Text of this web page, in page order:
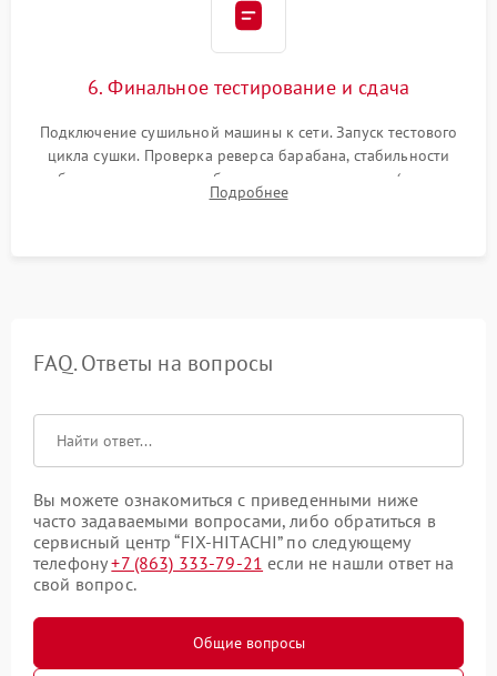
6. Финальное тестирование и сдача
Подключение сушильной машины к сети. Запуск тестового
цикла сушки. Проверка реверса барабана, стабильности
набора температуры, работы дренажного насоса (откачка
конденсата) и отсутствия посторонних скрипов, стуков или
Подробнее
FAQ. Ответы на вопросы
Вы можете ознакомиться с приведенными ниже
часто задаваемыми вопросами, либо обратиться в
сервисный центр “FIX-HITACHI” по следующему
телефону+7 (863) 333-79-21 если не нашли ответ на
свой вопрос.
Общие вопросы